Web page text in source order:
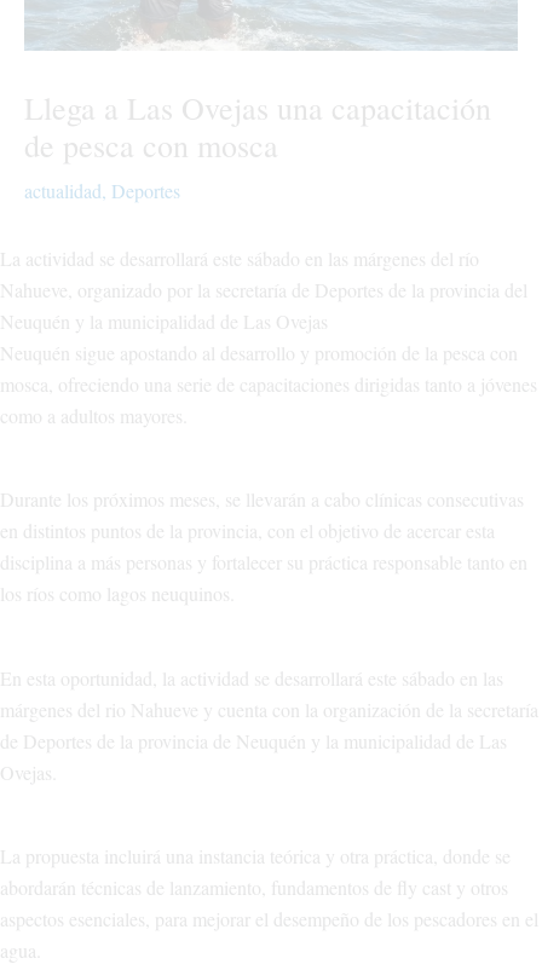
Llega a Las Ovejas una capacitación
de pesca con mosca
actualidad, Deportes
La actividad se desarrollará este sábado en las márgenes del río
Nahueve, organizado por la secretaría de Deportes de la provincia del
Neuquén y la municipalidad de Las Ovejas
Neuquén sigue apostando al desarrollo y promoción de la pesca con
mosca, ofreciendo una serie de capacitaciones dirigidas tanto a jóvenes
como a adultos mayores.
Durante los próximos meses, se llevarán a cabo clínicas consecutivas
en distintos puntos de la provincia, con el objetivo de acercar esta
disciplina a más personas y fortalecer su práctica responsable tanto en
los ríos como lagos neuquinos.
En esta oportunidad, la actividad se desarrollará este sábado en las
márgenes del rio Nahueve y cuenta con la organización de la secretaría
de Deportes de la provincia de Neuquén y la municipalidad de Las
Ovejas.
La propuesta incluirá una instancia teórica y otra práctica, donde se
abordarán técnicas de lanzamiento, fundamentos de fly cast y otros
aspectos esenciales, para mejorar el desempeño de los pescadores en el
agua.